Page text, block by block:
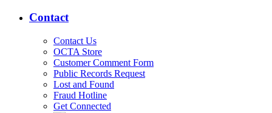
Contact
Contact Us
OCTA Store
Customer Comment Form
Public Records Request
Lost and Found
Fraud Hotline
Get Connected